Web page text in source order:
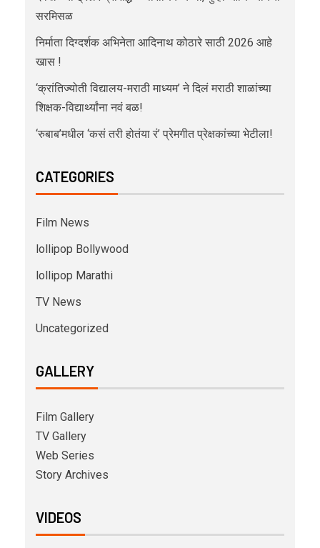
सरमिसळ
निर्माता दिग्दर्शक अभिनेता आदिनाथ कोठारे साठी 2026 आहे
खास !
‘क्रांतिज्योती विद्यालय-मराठी माध्यम’ ने दिलं मराठी शाळांच्या
शिक्षक-विद्यार्थ्यांना नवं बळ!
‘रुबाब’मधील ‘कसं तरी होतंया रं’ प्रेमगीत प्रेक्षकांच्या भेटीला!
CATEGORIES
Film News
lollipop Bollywood
lollipop Marathi
TV News
Uncategorized
GALLERY
Film Gallery
TV Gallery
Web Series
Story Archives
VIDEOS